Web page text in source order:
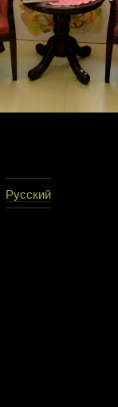
Русский